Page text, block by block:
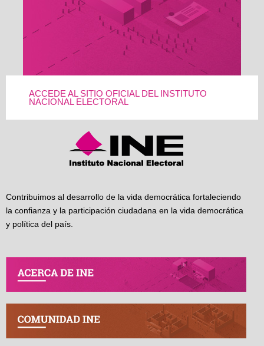
ACCEDE AL SITIO OFICIAL DEL INSTITUTO
NACIONAL ELECTORAL
Contribuimos al desarrollo de la vida democrática fortaleciendo
la confianza y la participación ciudadana en la vida democrática
y política del país.